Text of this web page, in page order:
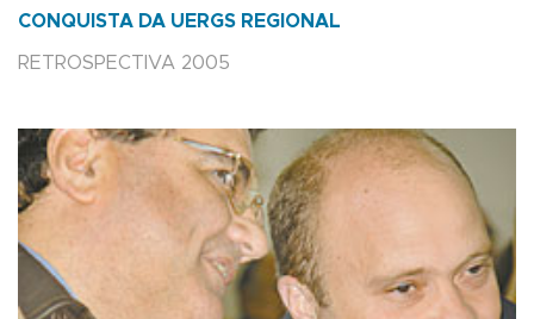
CONQUISTA DA UERGS REGIONAL
RETROSPECTIVA 2005